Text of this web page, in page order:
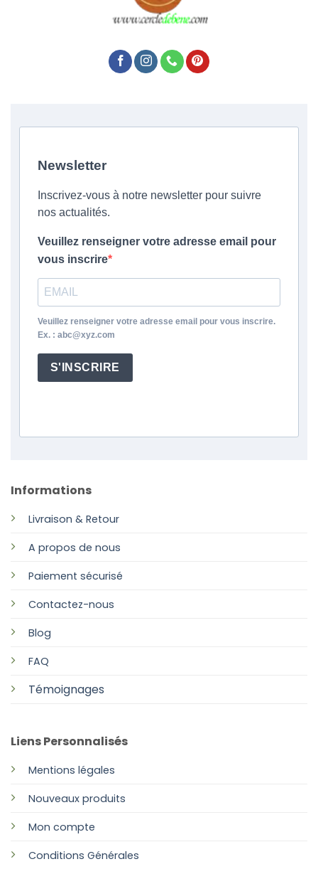
Informations
Livraison & Retour
A propos de nous
Paiement sécurisé
Contactez-nous
Blog
FAQ
Témoignages
Liens Personnalisés
Mentions légales
Nouveaux produits
Mon compte
Conditions Générales
Newsletter
Inscrivez-vous à notre newsletter pour suivre
nos actualités.
Veuillez renseigner votre adresse email pour
vous inscrire
Veuillez renseigner votre adresse email pour vous inscrire.
Ex. : abc@xyz.com
S'INSCRIRE